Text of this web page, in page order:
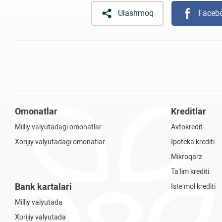
Ulashmoq
Omonatlar
Milliy valyutadagi omonatlar
Xorijiy valyutadagi omonatlar
Bank kartalari
Milliy valyutada
Xorijiy valyutada
Kreditlar
Avtokredit
Ipoteka krediti
Mikroqarz
Ta’lim krediti
Iste’mol krediti